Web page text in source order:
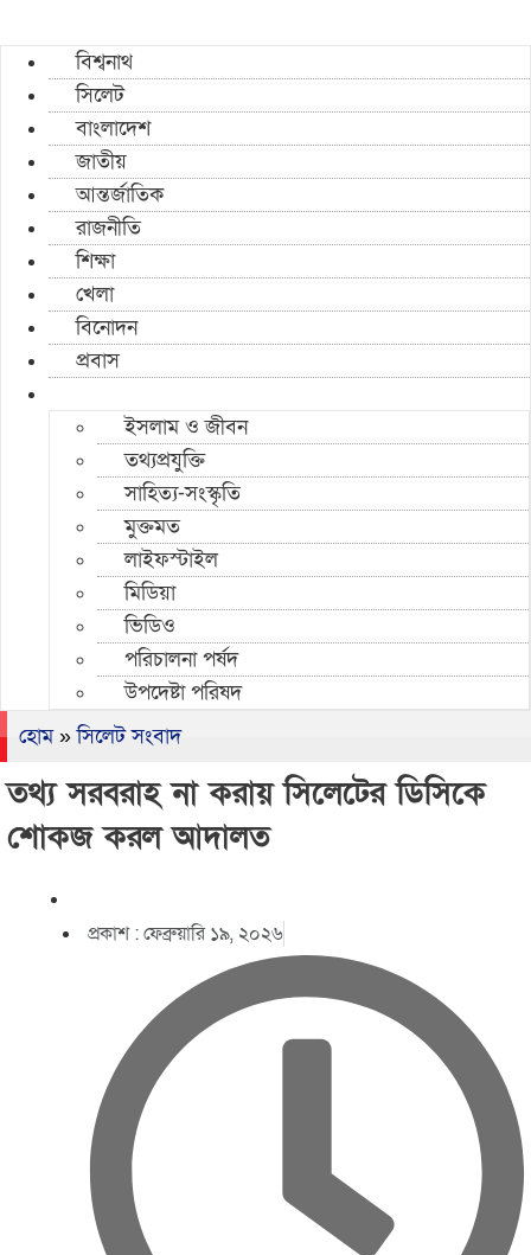
বিশ্বনাথ
সিলেট
বাংলাদেশ
জাতীয়
আন্তর্জাতিক
রাজনীতি
শিক্ষা
খেলা
বিনোদন
প্রবাস
ইসলাম ও জীবন
তথ্যপ্রযুক্তি
সাহিত্য-সংস্কৃতি
মুক্তমত
লাইফস্টাইল
মিডিয়া
ভিডিও
পরিচালনা পর্ষদ
উপদেষ্টা পরিষদ
হোম»সিলেট সংবাদ
তথ্য সরবরাহ না করায় সিলেটের ডিসিকে
শোকজ করল আদালত
প্রকাশ :ফেব্রুয়ারি ১৯, ২০২৬